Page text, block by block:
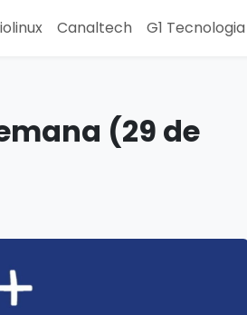
Canaltech G1 Tecnologia
(29 de